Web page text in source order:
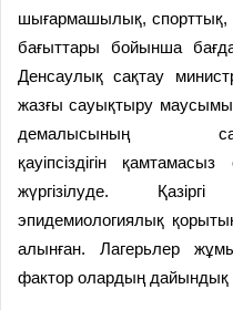
шығармашылық, спорттық,
бағыттары бойынша
Денсаулық сақтау
жазғы сауықтыру
демалысының
қауіпсіздігін
жүргізілуде.
эпидемиологиялық
алынған. Лагерьлер
фактор олардың дайындық